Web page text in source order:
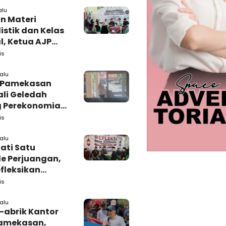
Materi
dan Kelas
Ketua AJP
LPM
Geledah
Perekonomian,
Tunggu Saja!
Satu
Perjuangan,
untuk
abrik Kantor